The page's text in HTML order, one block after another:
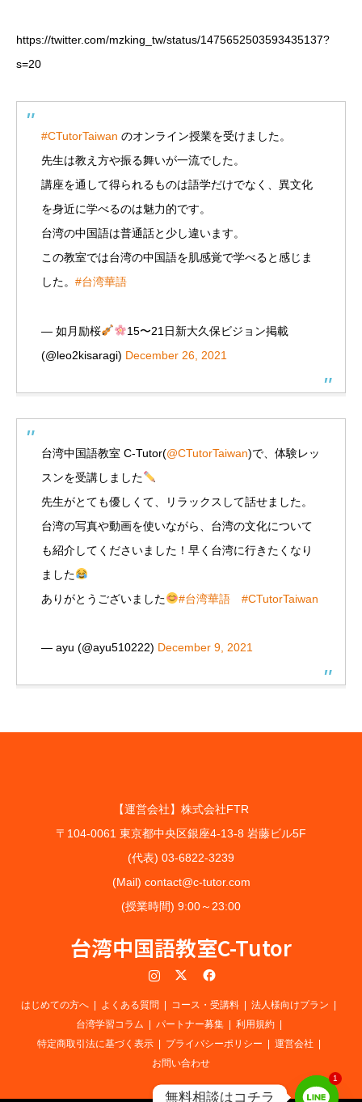
https://twitter.com/mzking_tw/status/1475652503593435137?
s=20
#CTutorTaiwan のオンライン授業を受けました。
先生は教え方や振る舞いが一流でした。
講座を通して得られるものは語学だけでなく、異文化
を身近に学べるのは魅力的です。
台湾の中国語は普通話と少し違います。
この教室では台湾の中国語を肌感覚で学べると感じま
した。 #台湾華語
— 如月励桜
15〜21日新大久保ビジョン掲載
(@leo2kisaragi) December 26, 2021
台湾中国語教室 C-Tutor(@CTutorTaiwan)で、体験レッ
スンを受講しました
先生がとても優しくて、リラックスして話せました。
台湾の写真や動画を使いながら、台湾の文化について
も紹介してくださいました！早く台湾に行きたくなり
ました
ありがとうございました
#台湾華語 #CTutorTaiwan
— ayu (@ayu510222) December 9, 2021
【運営会社】株式会社FTR
〒104-0061 東京都中央区銀座4-13-8 岩藤ビル5F
(代表) 03-6822-3239
(Mail) contact@c-tutor.com
(授業時間) 9:00～23:00
台湾中国語教室C-Tutor
はじめての方へ よくある質問 コース・受講料
法人様向けプラン
台湾学習コラム
パートナー募集
利用規約
特定商取引法に基づく表示
プライバシーポリシー
運営会社
お問い合わせ
1
無料相談はコチラ